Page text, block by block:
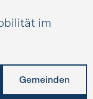
im
Gemeinden